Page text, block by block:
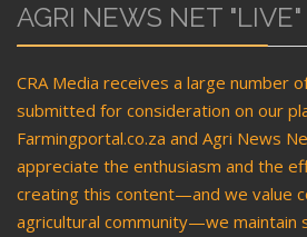
AGRI NEWS NET
CRA Media receives a large number
submitted for consideration on our
Farmingportal.co.za and Agri News
appreciate the enthusiasm and the
creating this content—and we value
agricultural community—we maintain